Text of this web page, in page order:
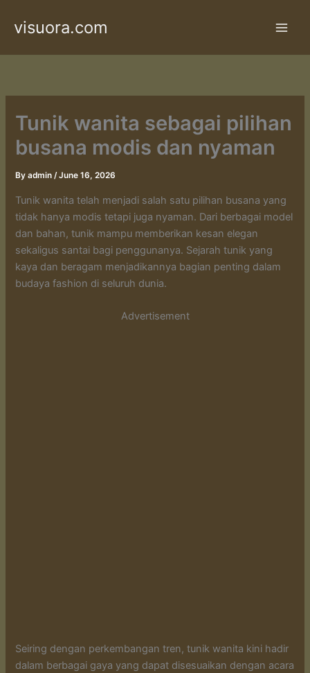
visuora.com
Tunik wanita sebagai pilihan
busana modis dan nyaman
Byadmin/June 16, 2026
Tunik wanita telah menjadi salah satu pilihan busana yang
tidak hanya modis tetapi juga nyaman. Dari berbagai model
dan bahan, tunik mampu memberikan kesan elegan
sekaligus santai bagi penggunanya. Sejarah tunik yang
kaya dan beragam menjadikannya bagian penting dalam
budaya fashion di seluruh dunia.
Advertisement
Seiring dengan perkembangan tren, tunik wanita kini hadir
dalam berbagai gaya yang dapat disesuaikan dengan acara